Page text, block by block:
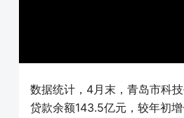
数据统计，4月末，青岛市科
贷款余额143.5亿元，较年初增